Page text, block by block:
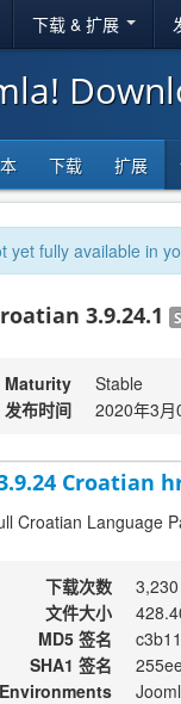
下载 & 扩展
下载 扩展
yet fully available in
3.9.24.1
Maturity
Stable
发布时间
2020年3
Croatian
Croatian Language
下载次数
文件大小
MD5 签名
SHA1 签名
Environments